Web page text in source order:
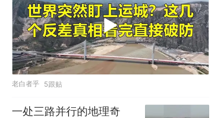
老白者乎 5跟贴
一处三路并行的地理奇